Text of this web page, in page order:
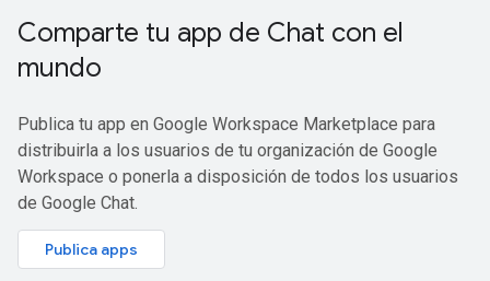
Comparte tu app de Chat con el
mundo
Publica tu app en Google Workspace Marketplace para
distribuirla a los usuarios de tu organización de Google
Workspace o ponerla a disposición de todos los usuarios
de Google Chat.
Publica apps